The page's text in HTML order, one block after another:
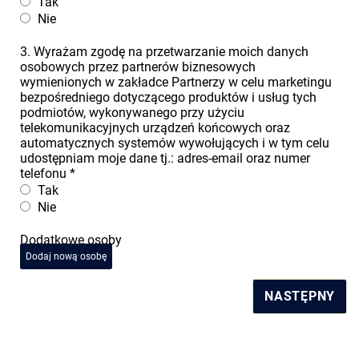
Nie
3. Wyrażam zgodę na przetwarzanie moich danych
osobowych przez partnerów biznesowych
wymienionych w zakładce Partnerzy w celu marketingu
bezpośredniego dotyczącego produktów i usług tych
podmiotów, wykonywanego przy użyciu
telekomunikacyjnych urządzeń końcowych oraz
automatycznych systemów wywołujących i w tym celu
udostępniam moje dane tj.: adres-email oraz numer
telefonu *
Tak
Nie
Dodatkowe osoby
Dodaj nową osobę
NASTĘPNY